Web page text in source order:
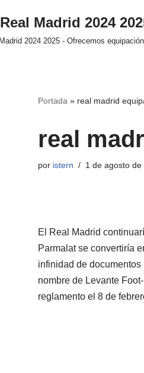
Madrid 2024
2024 2025 - Ofrecemos
Portada » real madrid
real
por istern 1 de agosto de
El Real Madrid
Parmalat se convertiría
infinidad de
nombre de Levante
reglamento el 8 de